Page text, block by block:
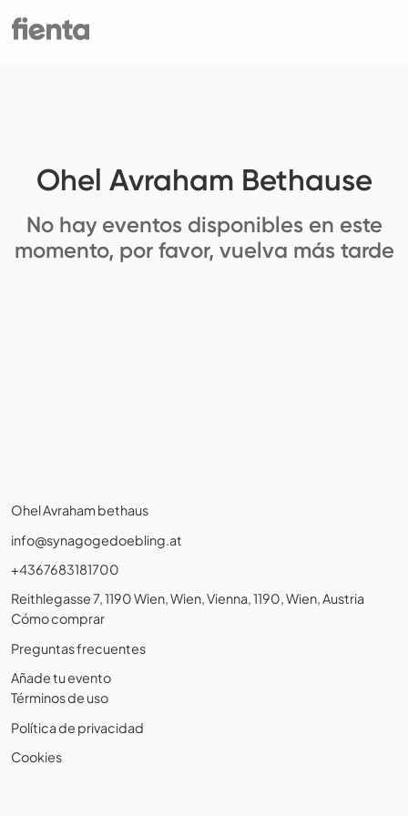
Ohel Avraham Bethause
No hay eventos disponibles en este
momento, por favor, vuelva más tarde
Ohel Avraham bethaus
info@synagogedoebling.at
+4367683181700
Reithlegasse 7, 1190 Wien, Wien, Vienna, 1190, Wien, Austria
Cómo comprar
Preguntas frecuentes
Añade tu evento
Términos de uso
Política de privacidad
Cookies